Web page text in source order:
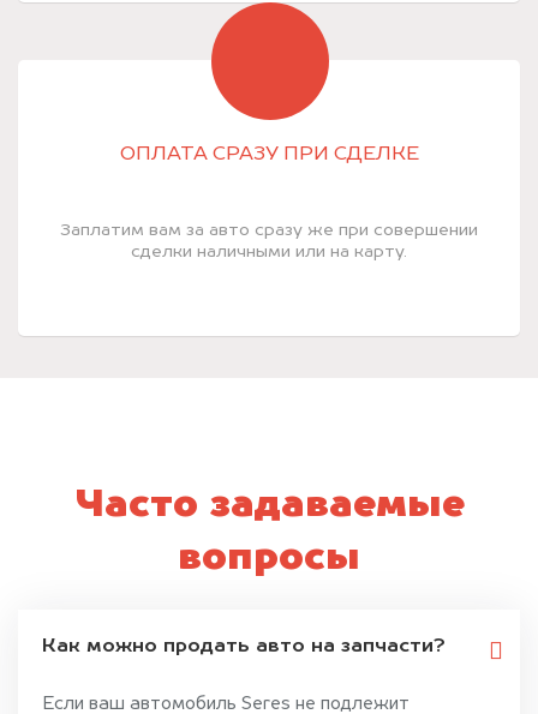
ОПЛАТА СРАЗУ ПРИ СДЕЛКЕ
Заплатим вам за авто сразу же при совершении
сделки наличными или на карту.
Часто задаваемые
вопросы
Как можно продать авто на запчасти?
Если ваш автомобиль Seres не подлежит